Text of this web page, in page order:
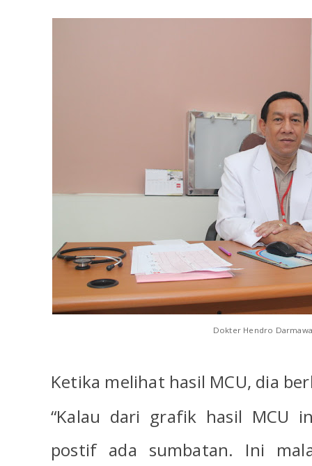
Dokter Hendro
Ketika melihat hasil MCU, dia
“Kalau dari grafik hasil MCU
postif ada sumbatan. Ini